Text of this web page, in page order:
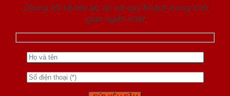
Chúng tôi sẽ liên lạc lại với quý khách trong thời
gian ngắn nhất